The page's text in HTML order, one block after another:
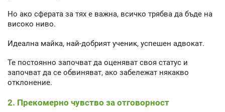
Но ако сферата за тях е важна, всичко трябва да бъде на
високо ниво.
Идеална майка, най-добрият ученик, успешен адвокат.
Те постоянно започват да оценяват своя статус и
започват да се обвиняват, ако забележат някакво
отклонение.
2. Прекомерно чувство за отговорност